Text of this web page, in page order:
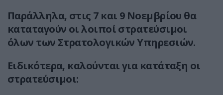
Παράλληλα, στις 7 και 9 Νοεμβρίου θα
καταταγούν οι λοιποί στρατεύσιμοι
όλων των Στρατολογικών Υπηρεσιών.
Ειδικότερα, καλούνται για κατάταξη οι
στρατεύσιμοι: